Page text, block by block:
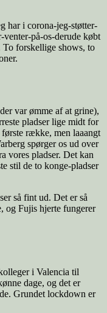
har i corona-jeg-støtter-
på-os-derude købt
To forskellige shows, to
var ømme af at grine),
pladser lige midt for
række, men laaangt
spørger os ud over
vores pladser. Det kan
stil de to konge-pladser
så fint ud. Det er så
og Fujis hjerte fungerer
i Valencia til
dage, og det er
Grundet lockdown er